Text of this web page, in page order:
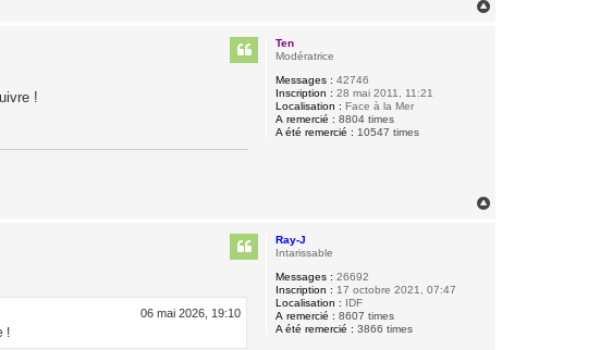
Ten
Modératrice
Messages : 42746
Inscription : 28 mai 2011, 11:21
Localisation : Face à la Mer
A remercié : 8804 times
A été remercié : 10547 times
!
Ray-J
Intarissable
Messages : 26692
Inscription : 17 octobre 2021, 07:47
Localisation : IDF
A remercié : 8607 times
A été remercié : 3866 times
06 mai 2026, 19:10
!